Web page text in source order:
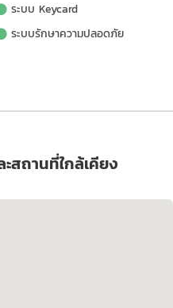
ระบบ Keycard
ระบบรักษาความปลอดภัย
สถานที่ใกล้เคียง